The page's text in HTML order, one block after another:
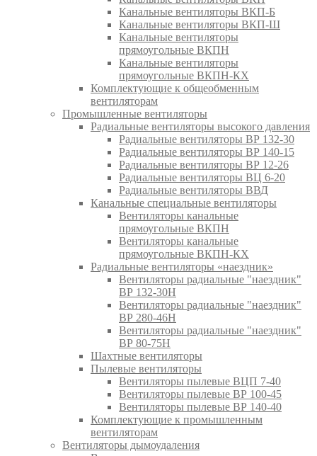
Канальные вентиляторы ВКП-Б
Канальные вентиляторы ВКП-Ш
Канальные вентиляторы
прямоугольные ВКПН
Канальные вентиляторы
прямоугольные ВКПН-КХ
Комплектующие к общеобменным
вентиляторам
Промышленные вентиляторы
Радиальные вентиляторы высокого давления
Радиальные вентиляторы ВР 132-30
Радиальные вентиляторы ВР 140-15
Радиальные вентиляторы ВР 12-26
Радиальные вентиляторы ВЦ 6-20
Радиальные вентиляторы ВВД
Канальные специальные вентиляторы
Вентиляторы канальные
прямоугольные ВКПН
Вентиляторы канальные
прямоугольные ВКПН-КХ
Радиальные вентиляторы «наездник»
Вентиляторы радиальные "наездник"
ВР 132-30Н
Вентиляторы радиальные "наездник"
ВР 280-46Н
Вентиляторы радиальные "наездник"
ВР 80-75Н
Шахтные вентиляторы
Пылевые вентиляторы
Вентиляторы пылевые ВЦП 7-40
Вентиляторы пылевые ВР 100-45
Вентиляторы пылевые ВР 140-40
Комплектующие к промышленным
вентиляторам
Вентиляторы дымоудаления